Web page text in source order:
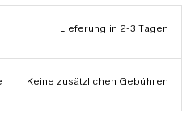
Lieferung in 2-3 Tagen
Keine zusätzlichen Gebühren